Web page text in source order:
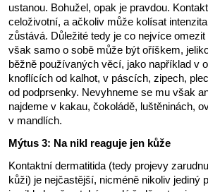
ustanou. Bohužel, opak je pravdou.
celoživotní, a ačkoliv může kolísat
zůstává. Důležité tedy je co nejvíce
však samo o sobě může být oříškem,
běžně používaných věcí, jako například v
knoflících od kalhot, v páscích, zipech,
od podprsenky. Nevyhneme se mu však
najdeme v kakau, čokoládě, luštěninách,
v mandlích.
Mýtus 3: Na nikl reaguje jen kůže
Kontaktní dermatitida (tedy projevy
kůži) je nejčastější, nicméně nikoliv jediný